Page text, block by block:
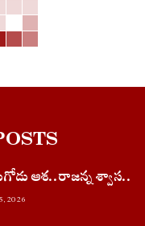
ఆశ..రాజన్న శ్వాస..
2026